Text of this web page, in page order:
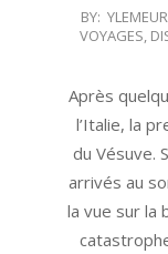
2013-
06-
BY: YLEMEUR
VOYAGES,
Après
l’Italie, la
du Vésuve.
arrivés au
la vue sur la